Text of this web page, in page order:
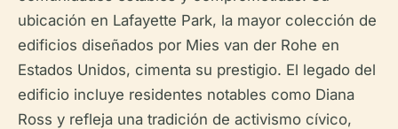
ubicación en Lafayette Park, la mayor colección de
edificios diseñados por Mies van der Rohe en
Estados Unidos, cimenta su prestigio. El legado del
edificio incluye residentes notables como Diana
Ross y refleja una tradición de activismo cívico,